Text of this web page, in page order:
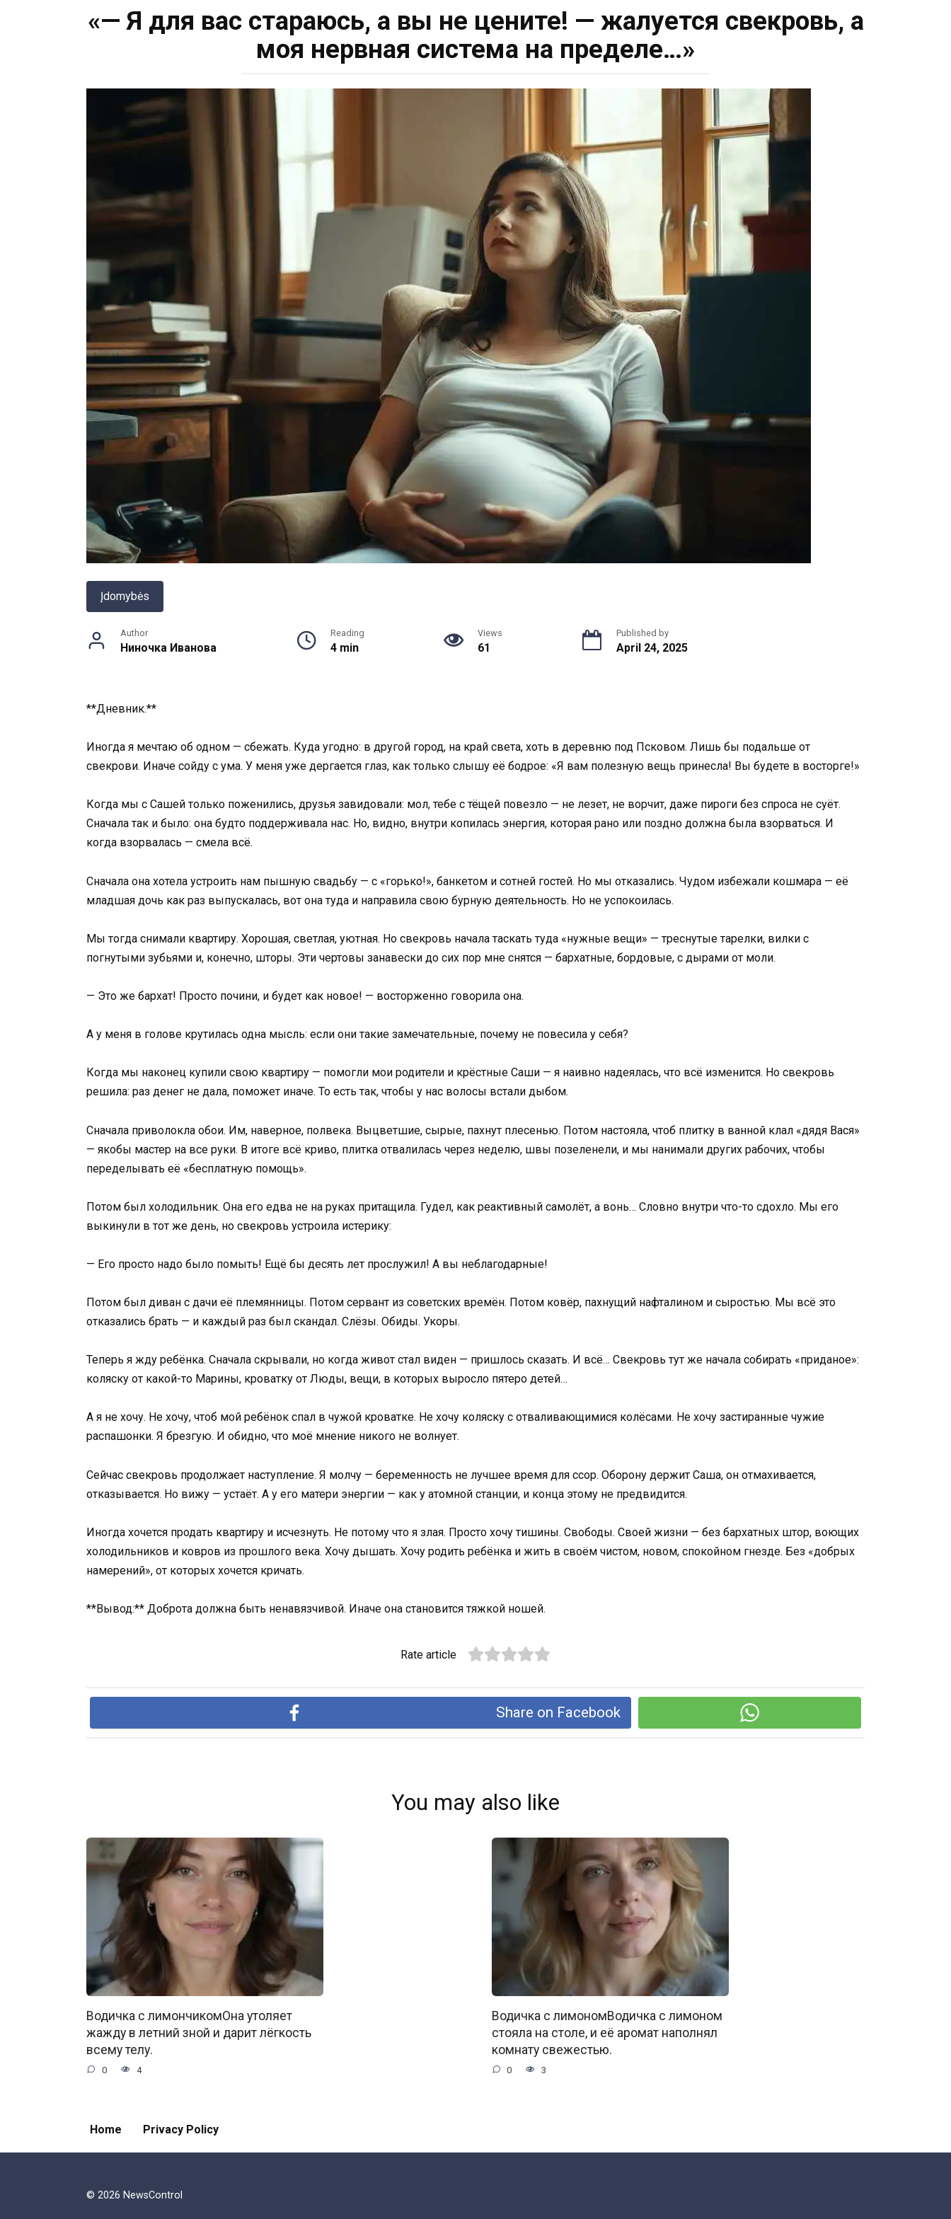
«— Я для вас стараюсь, а вы не цените! — жалуется свекровь, а
моя нервная система на пределе…»
Įdomybės
Author
Ниночка Иванова
Reading
4 min
Views
61
Published by
April 24, 2025
**Дневник.**
Иногда я мечтаю об одном — сбежать. Куда угодно: в другой город, на край света, хоть в деревню под Псковом. Лишь бы подальше от
свекрови. Иначе сойду с ума. У меня уже дергается глаз, как только слышу её бодрое: «Я вам полезную вещь принесла! Вы будете в восторге!»
Когда мы с Сашей только поженились, друзья завидовали: мол, тебе с тёщей повезло — не лезет, не ворчит, даже пироги без спроса не суёт.
Сначала так и было: она будто поддерживала нас. Но, видно, внутри копилась энергия, которая рано или поздно должна была взорваться. И
когда взорвалась — смела всё.
Сначала она хотела устроить нам пышную свадьбу — с «горько!», банкетом и сотней гостей. Но мы отказались. Чудом избежали кошмара — её
младшая дочь как раз выпускалась, вот она туда и направила свою бурную деятельность. Но не успокоилась.
Мы тогда снимали квартиру. Хорошая, светлая, уютная. Но свекровь начала таскать туда «нужные вещи» — треснутые тарелки, вилки с
погнутыми зубьями и, конечно, шторы. Эти чертовы занавески до сих пор мне снятся — бархатные, бордовые, с дырами от моли.
— Это же бархат! Просто почини, и будет как новое! — восторженно говорила она.
А у меня в голове крутилась одна мысль: если они такие замечательные, почему не повесила у себя?
Когда мы наконец купили свою квартиру — помогли мои родители и крёстные Саши — я наивно надеялась, что всё изменится. Но свекровь
решила: раз денег не дала, поможет иначе. То есть так, чтобы у нас волосы встали дыбом.
Сначала приволокла обои. Им, наверное, полвека. Выцветшие, сырые, пахнут плесенью. Потом настояла, чтоб плитку в ванной клал «дядя Вася»
— якобы мастер на все руки. В итоге всё криво, плитка отвалилась через неделю, швы позеленели, и мы нанимали других рабочих, чтобы
переделывать её «бесплатную помощь».
Потом был холодильник. Она его едва не на руках притащила. Гудел, как реактивный самолёт, а вонь… Словно внутри что-то сдохло. Мы его
выкинули в тот же день, но свекровь устроила истерику:
— Его просто надо было помыть! Ещё бы десять лет прослужил! А вы неблагодарные!
Потом был диван с дачи её племянницы. Потом сервант из советских времён. Потом ковёр, пахнущий нафталином и сыростью. Мы всё это
отказались брать — и каждый раз был скандал. Слёзы. Обиды. Укоры.
Теперь я жду ребёнка. Сначала скрывали, но когда живот стал виден — пришлось сказать. И всё… Свекровь тут же начала собирать «приданое»:
коляску от какой-то Марины, кроватку от Люды, вещи, в которых выросло пятеро детей…
А я не хочу. Не хочу, чтоб мой ребёнок спал в чужой кроватке. Не хочу коляску с отваливающимися колёсами. Не хочу застиранные чужие
распашонки. Я брезгую. И обидно, что моё мнение никого не волнует.
Сейчас свекровь продолжает наступление. Я молчу — беременность не лучшее время для ссор. Оборону держит Саша, он отмахивается,
отказывается. Но вижу — устаёт. А у его матери энергии — как у атомной станции, и конца этому не предвидится.
Иногда хочется продать квартиру и исчезнуть. Не потому что я злая. Просто хочу тишины. Свободы. Своей жизни — без бархатных штор, воющих
холодильников и ковров из прошлого века. Хочу дышать. Хочу родить ребёнка и жить в своём чистом, новом, спокойном гнезде. Без «добрых
намерений», от которых хочется кричать.
**Вывод:** Доброта должна быть ненавязчивой. Иначе она становится тяжкой ношей.
Rate article
Share on Facebook
You may also like
Водичка с лимончикомОна утоляет
жажду в летний зной и дарит лёгкость
всему телу.
0 4
Водичка с лимономВодичка с лимоном
стояла на столе, и её аромат наполнял
комнату свежестью.
0 3
Home Privacy Policy
© 2026 NewsControl